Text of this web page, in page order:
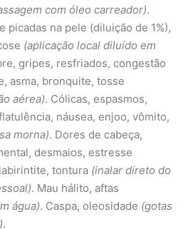
com óleo carreador).
picadas na pele (diluição de 1%),
(aplicação local diluído em
gripes, resfriados, congestão
asma, bronquite, tosse
aérea). Cólicas, espasmos,
náusea, enjoo, vômito,
morna). Dores de cabeça,
desmaios, estresse
tontura (inalar direto do
. Mau hálito, aftas
água). Caspa, oleosidade (gotas
.